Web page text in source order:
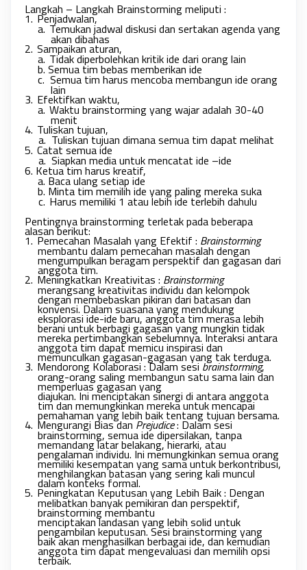
Langkah – Langkah Brainstorming meliputi :
1. Penjadwalan,
a. Temukan jadwal diskusi dan sertakan agenda yang
akan dibahas
2. Sampaikan aturan,
a. Tidak diperbolehkan kritik ide dari orang lain
b. Semua tim bebas memberikan ide
c. Semua tim harus mencoba membangun ide orang
lain
3. Efektifkan waktu,
a. Waktu brainstorming yang wajar adalah 30-40
menit
4. Tuliskan tujuan,
     a.
Tuliskan tujuan dimana semua tim dapat melihat
5. Catat semua ide
     a.
Siapkan media untuk mencatat ide –ide
6. Ketua tim harus kreatif,
a. Baca ulang setiap ide
b. Minta tim memilih ide yang paling mereka suka
     c.
Harus memiliki 1 atau lebih ide terlebih dahulu
Pentingnya brainstorming terletak pada beberapa
alasan berikut:
1. Pemecahan Masalah yang Efektif : Brainstorming
membantu dalam pemecahan masalah dengan
mengumpulkan beragam perspektif dan gagasan dari
anggota tim.
2. Meningkatkan Kreativitas : Brainstorming
merangsang kreativitas individu dan kelompok
dengan membebaskan pikiran dari batasan dan
konvensi. Dalam suasana yang mendukung
eksplorasi ide-ide baru, anggota tim merasa lebih
berani untuk berbagi gagasan yang mungkin tidak
mereka pertimbangkan sebelumnya. Interaksi antara
anggota tim dapat memicu inspirasi dan
memunculkan gagasan-gagasan yang tak terduga.
3. Mendorong Kolaborasi : Dalam sesi brainstorming,
orang-orang saling membangun satu sama lain dan
memperluas gagasan yang
diajukan. Ini menciptakan sinergi di antara anggota
tim dan memungkinkan mereka untuk mencapai
pemahaman yang lebih baik tentang tujuan bersama.
4. Mengurangi Bias dan Prejudice : Dalam sesi
brainstorming, semua ide dipersilakan, tanpa
memandang latar belakang, hierarki, atau
pengalaman individu. Ini memungkinkan semua orang
memiliki kesempatan yang sama untuk berkontribusi,
menghilangkan batasan yang sering kali muncul
dalam konteks formal.
5. Peningkatan Keputusan yang Lebih Baik : Dengan
melibatkan banyak pemikiran dan perspektif,
brainstorming membantu
menciptakan landasan yang lebih solid untuk
pengambilan keputusan. Sesi brainstorming yang
baik akan menghasilkan berbagai ide, dan kemudian
anggota tim dapat mengevaluasi dan memilih opsi
terbaik.